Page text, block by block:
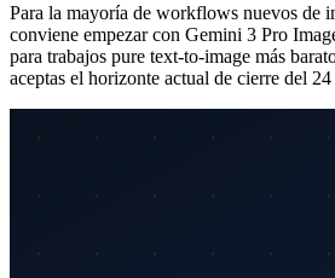
Para la mayoría de workflows nuevos de
conviene empezar con Gemini 3 Pro
para trabajos pure text-to-image más
aceptas el horizonte actual de cierre del